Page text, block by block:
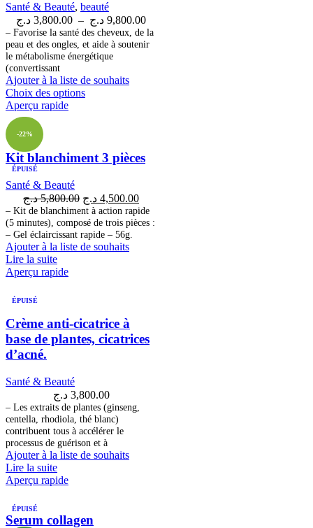
Santé & Beauté, beauté
3,800.00 د.ج – 9,800.00 د.ج
– Favorise la santé des cheveux, de la
peau et des ongles, et aide à soutenir
le métabolisme énergétique
(convertissant
Ajouter à la liste de souhaits
Choix des options
Aperçu rapide
-22%
ÉPUISÉ
Kit blanchiment 3 pièces
Santé & Beauté
5,800.00 د.ج 4,500.00 د.ج
– Kit de blanchiment à action rapide
(5 minutes), composé de trois pièces :
– Gel éclaircissant rapide – 56g.
Ajouter à la liste de souhaits
Lire la suite
Aperçu rapide
ÉPUISÉ
Crème anti-cicatrice à
base de plantes, cicatrices
d’acné.
Santé & Beauté
3,800.00 د.ج
– Les extraits de plantes (ginseng,
centella, rhodiola, thé blanc)
contribuent tous à accélérer le
processus de guérison et à
Ajouter à la liste de souhaits
Lire la suite
Aperçu rapide
ÉPUISÉ
Serum collagen